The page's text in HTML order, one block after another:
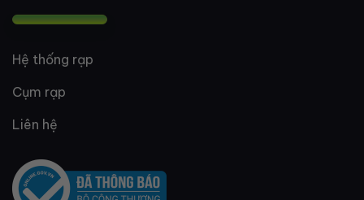
Hệ thống rạp
Cụm rạp
Liên hệ